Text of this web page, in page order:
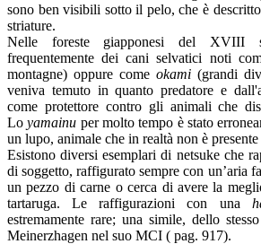
sono ben visibili sotto il pelo, che è
striature.
Nelle foreste giapponesi del XVIII
frequentemente dei cani selvatici noti
montagne) oppure come okami (grandi
veniva temuto in quanto predatore e
come protettore contro gli animali che
Loyamainu per molto tempo è stato
un lupo, animale che in realtà non è
Esistono diversi esemplari di netsuke che
di soggetto, raffigurato sempre con un’aria
un pezzo di carne o cerca di avere la
tartaruga. Le raffigurazioni con una
estremamente rare; una simile, dello
Meinerzhagen nel suo MCI ( pag. 917).